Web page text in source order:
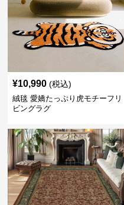
¥10,990 (税込)
絨毯 愛嬌たっぷり虎モチーフリ
ビングラグ